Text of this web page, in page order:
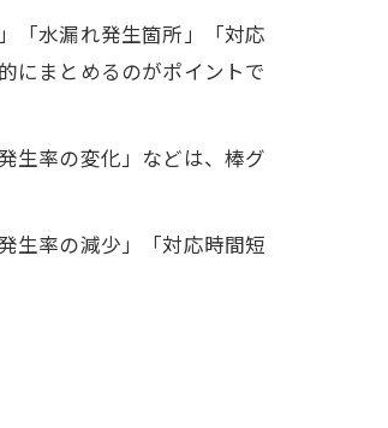
「水漏れ発生箇所」「対応
にまとめるのがポイントで
生率の変化」などは、棒グ
生率の減少」「対応時間短